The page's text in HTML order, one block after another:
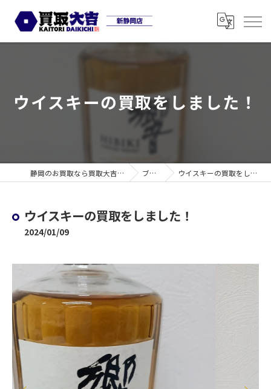
ウイスキーの買取をしました！
静岡のお買取なら買取大吉 新静岡店 ブログ ウイスキーの買取をしました！
ウイスキーの買取をしました！
2024/01/09